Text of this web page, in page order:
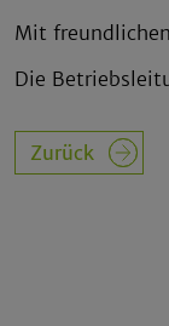
Mit
Die
Zurück